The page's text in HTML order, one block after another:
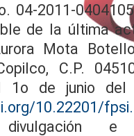
04-2011-
de la última
Mota
C.P.
1o de junio del
10.22201/
e